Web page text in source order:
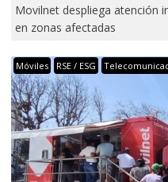
Movilnet despliega atención
en zonas afectadas
Móviles RSE / ESG